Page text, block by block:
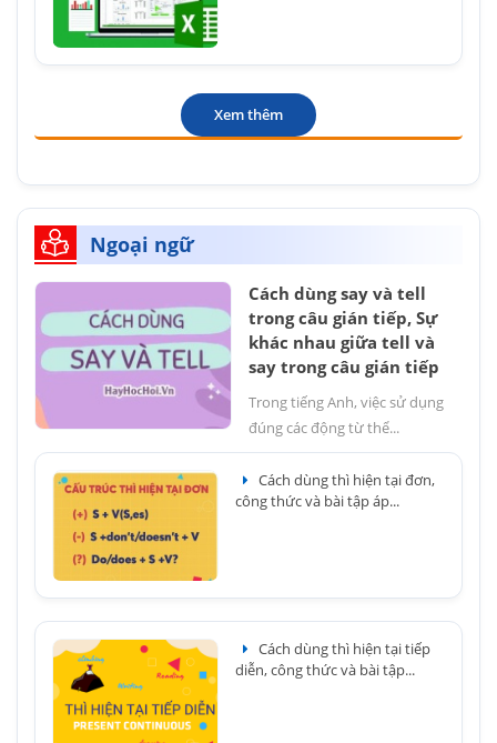
Xem thêm
Ngoại ngữ
Cách dùng say và tell
trong câu gián tiếp, Sự
khác nhau giữa tell và
say trong câu gián tiếp
Trong tiếng Anh, việc sử dụng
đúng các động từ thể...
Cách dùng thì hiện tại đơn,
công thức và bài tập áp...
Cách dùng thì hiện tại tiếp
diễn, công thức và bài tập...